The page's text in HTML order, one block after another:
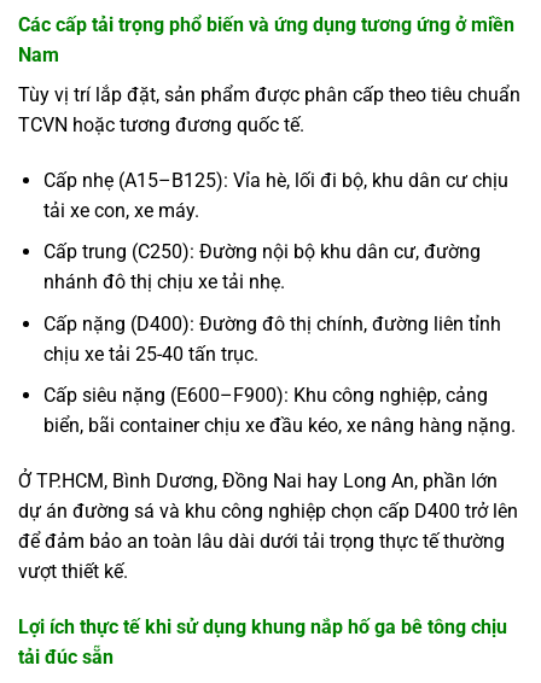
Các cấp tải trọng phổ biến và ứng dụng tương ứng ở miền
Nam
Tùy vị trí lắp đặt, sản phẩm được phân cấp theo tiêu chuẩn
TCVN hoặc tương đương quốc tế.
Cấp nhẹ (A15–B125): Vỉa hè, lối đi bộ, khu dân cư chịu
tải xe con, xe máy.
Cấp trung (C250): Đường nội bộ khu dân cư, đường
nhánh đô thị chịu xe tải nhẹ.
Cấp nặng (D400): Đường đô thị chính, đường liên tỉnh
chịu xe tải 25-40 tấn trục.
Cấp siêu nặng (E600–F900): Khu công nghiệp, cảng
biển, bãi container chịu xe đầu kéo, xe nâng hàng nặng.
Ở TP.HCM, Bình Dương, Đồng Nai hay Long An, phần lớn
dự án đường sá và khu công nghiệp chọn cấp D400 trở lên
để đảm bảo an toàn lâu dài dưới tải trọng thực tế thường
vượt thiết kế.
Lợi ích thực tế khi sử dụng khung nắp hố ga bê tông chịu
tải đúc sẵn